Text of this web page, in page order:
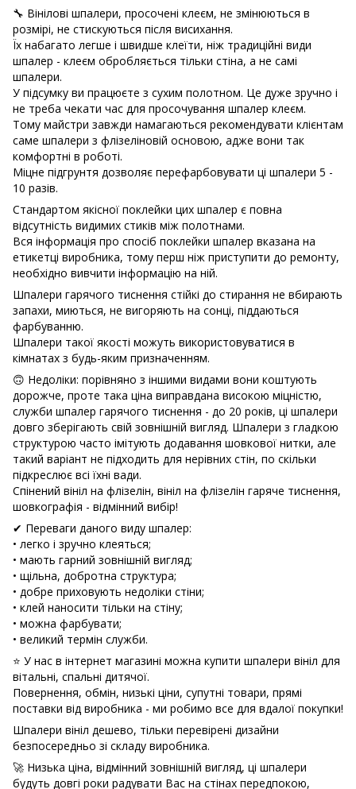
🔧 Вінілові шпалери, просочені клеєм, не змінюються в
розмірі, не стискуються після висихання.
Їх набагато легше і швидше клеїти, ніж традиційні види
шпалер - клеєм обробляється тільки стіна, а не самі
шпалери.
У підсумку ви працюєте з сухим полотном. Це дуже зручно і
не треба чекати час для просочування шпалер клеєм.
Тому майстри завжди намагаються рекомендувати клієнтам
саме шпалери з флізеліновій основою, адже вони так
комфортні в роботі.
Міцне підгрунтя дозволяє перефарбовувати ці шпалери 5 -
10 разів.
Стандартом якісної поклейки цих шпалер є повна
відсутність видимих ​​стиків між полотнами.
Вся інформація про спосіб поклейки шпалер вказана на
етикетці виробника, тому перш ніж приступити до ремонту,
необхідно вивчити інформацію на ній.
Шпалери гарячого тиснення стійкі до стирання не вбирають
запахи, миються, не вигоряють на сонці, піддаються
фарбуванню.
Шпалери такої якості можуть використовуватися в
кімнатах з будь-яким призначенням.
🙃 Недоліки: порівняно з іншими видами вони коштують
дорожче, проте така ціна виправдана високою міцністю,
служби шпалер гарячого тиснення - до 20 років, ці шпалери
довго зберігають свій зовнішній вигляд. Шпалери з гладкою
структурою часто імітують додавання шовкової нитки, але
такий варіант не підходить для нерівних стін, по скільки
підкреслює всі їхні вади.
Спінений вініл на флізелін, вініл на флізелін гаряче тиснення,
шовкографія - відмінний вибір!
✔ Переваги даного виду шпалер:
• легко і зручно клеяться;
• мають гарний зовнішній вигляд;
• щільна, добротна структура;
• добре приховують недоліки стіни;
• клей наносити тільки на стіну;
• можна фарбувати;
• великий термін служби.
⭐ У нас в інтернет магазині можна купити шпалери вініл для
вітальні, спальні дитячої.
Повернення, обмін, низькі ціни, супутні товари, прямі
поставки від виробника - ми робимо все для вдалої покупки!
Шпалери вініл дешево, тільки перевірені дизайни
безпосередньо зі складу виробника.
🚀 Низька ціна, відмінний зовнішній вигляд, ці шпалери
будуть довгі роки радувати Вас на стінах передпокою,